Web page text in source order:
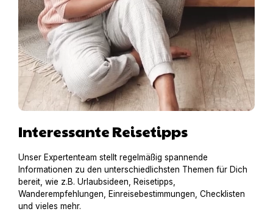
Interessante Reisetipps
Unser Expertenteam stellt regelmäßig spannende
Informationen zu den unterschiedlichsten Themen für Dich
bereit, wie z.B. Urlaubsideen, Reisetipps,
Wanderempfehlungen, Einreisebestimmungen, Checklisten
und vieles mehr.